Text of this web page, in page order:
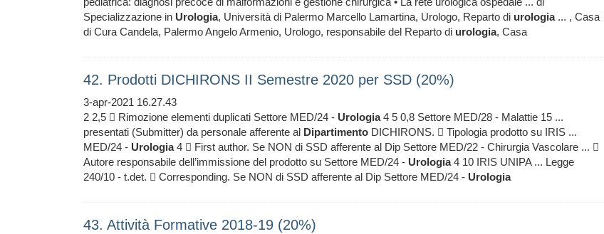
Specializzazione in Urologia, Università di Palermo Marcello Lamartina, Urologo, Reparto di urologia... , Casa
di Cura Candela, Palermo Angelo Armenio, Urologo, responsabile del Reparto di urologia, Casa
42. Prodotti DICHIRONS II Semestre 2020 per SSD (20%)
3-apr-2021 16.27.43
2 2,5  Rimozione elementi duplicati Settore MED/24 - Urologia4 5 0,8 Settore MED/28 - Malattie 15 ...
presentati (Submitter) da personale afferente al Dipartimento DICHIRONS.  Tipologia prodotto su IRIS ...
MED/24 - Urologia4  First author. Se NON di SSD afferente al Dip Settore MED/22 - Chirurgia Vascolare ... 
Autore responsabile dell’immissione del prodotto su Settore MED/24 - Urologia4 10 IRIS UNIPA ... Legge
240/10 - t.det.  Corresponding. Se NON di SSD afferente al Dip Settore MED/24 - Urologia
43. Attività Formative 2018-19 (20%)